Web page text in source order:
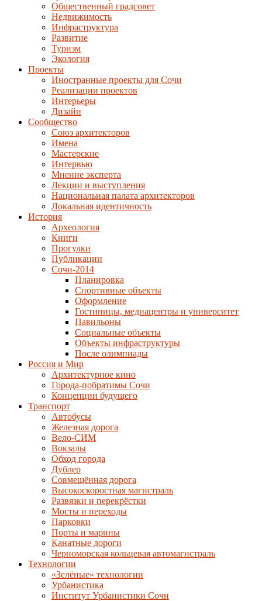
Общественный градсовет
Недвижимость
Инфраструктура
Развитие
Туризм
Экология
Проекты
Иностранные проекты для Сочи
Реализации проектов
Интерьеры
Дизайн
Сообщество
Союз архитекторов
Имена
Мастерские
Интервью
Мнение эксперта
Лекции и выступления
Национальная палата архитекторов
Локальная идентичность
История
Археология
Книги
Прогулки
Публикации
Сочи-2014
Планировка
Спортивные объекты
Оформление
Гостиницы, медиацентры и университет
Павильоны
Социальные объекты
Объекты инфраструктуры
После олимпиады
Россия и Мир
Архитектурное кино
Города-побратимы Сочи
Концепции будущего
Транспорт
Автобусы
Железная дорога
Вело-СИМ
Вокзалы
Обход города
Дублер
Совмещённая дорога
Высокоскоростная магистраль
Развязки и перекрёстки
Мосты и переходы
Парковки
Порты и марины
Канатные дороги
Черноморская кольцевая автомагистраль
Технологии
«Зелёные» технологии
Урбанистика
Институт Урбанистики Сочи